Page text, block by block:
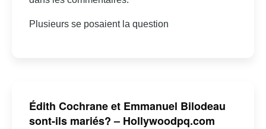
Plusieurs se posaient la question
Édith Cochrane et Emmanuel Bilodeau
sont-ils mariés? – Hollywoodpq.com